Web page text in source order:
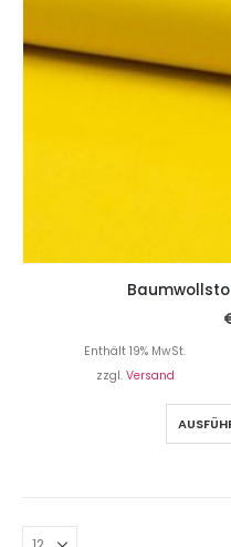
Enthält 19% MwSt.
zzgl. Versand